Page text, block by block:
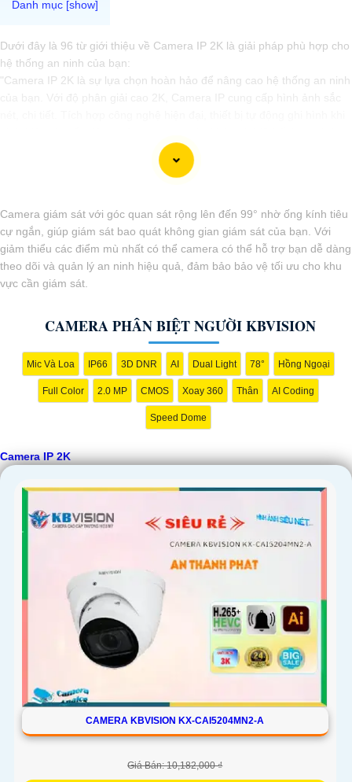
Dưới đây là 96 từ giới thiệu về Camera IP 2K là giải pháp phù hợp cho
hệ thống an ninh của bạn:
"Camera IP 2K là sự lựa chọn hoàn hảo để nâng cao hệ thống an ninh
khả năng kết nối mạng linh hoạt giúp bạn dễ dàng
giám sát từ xa qua điện thoại di động. Camera IP 2K là giải pháp hiệu
Camera giám sát với góc quan sát rộng lên đến 99° nhờ ống kính tiêu
cự ngắn, giúp giám sát bao quát không gian giám sát của bạn. Với
giảm thiểu các điểm mù nhất có thể camera có thể hỗ trợ bạn dễ dàng
theo dõi và quản lý an ninh hiệu quả, đảm bảo bảo vệ tối ưu cho khu
vực cần giám sát.
CAMERA PHÂN BIỆT NGƯỜI KBVISION
Mic Và Loa IP66 3D DNR AI Dual Light 78° Hồng Ngoại
Full Color 2.0 MP CMOS Xoay 360 Thân AI Coding
Speed Dome
Camera IP 2K
CAMERA KBVISION KX-CAI5204MN2-A
Giá Bán: 10,182,000 ₫